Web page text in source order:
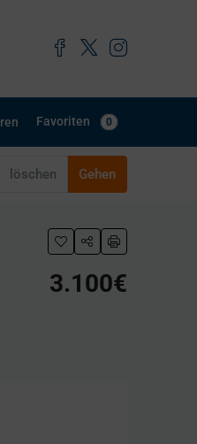
Favoriten 0
löschen Gehen
3.100€